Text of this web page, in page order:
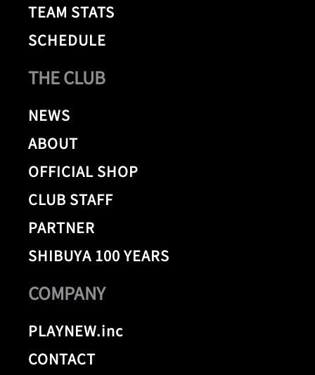
THE CLUB
NEWS
ABOUT
OFFICIAL SHOP
CLUB STAFF
PARTNER
SHIBUYA 100 YEARS
COMPANY
PLAYNEW.inc
CONTACT
TEAM STATS
SCHEDULE